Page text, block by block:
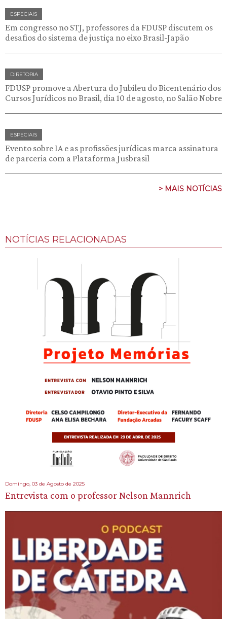
ESPECIAIS
Em congresso no STJ, professores da FDUSP discutem os
desafios do sistema de justiça no eixo Brasil-Japão
DIRETORIA
FDUSP promove a Abertura do Jubileu do Bicentenário dos
Cursos Jurídicos no Brasil, dia 10 de agosto, no Salão Nobre
ESPECIAIS
Evento sobre IA e as profissões jurídicas marca assinatura
de parceria com a Plataforma Jusbrasil
> MAIS NOTÍCIAS
NOTÍCIAS RELACIONADAS
Domingo, 03 de Agosto de 2025
Entrevista com o professor Nelson Mannrich